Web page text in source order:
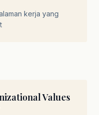
kerja yang
Values